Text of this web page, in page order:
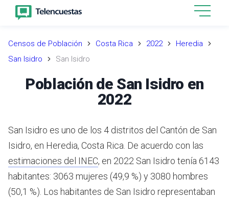
Censos de Población Costa Rica 2022
Heredia
San Isidro
San Isidro
Población de San Isidro en
2022
San Isidro es uno de los 4 distritos del Cantón de San
Isidro, en Heredia, Costa Rica. De acuerdo con las
estimaciones del INEC, en 2022 San Isidro tenía 6143
habitantes: 3063 mujeres (49,9 %) y 3080 hombres
(50,1 %). Los habitantes de San Isidro representaban